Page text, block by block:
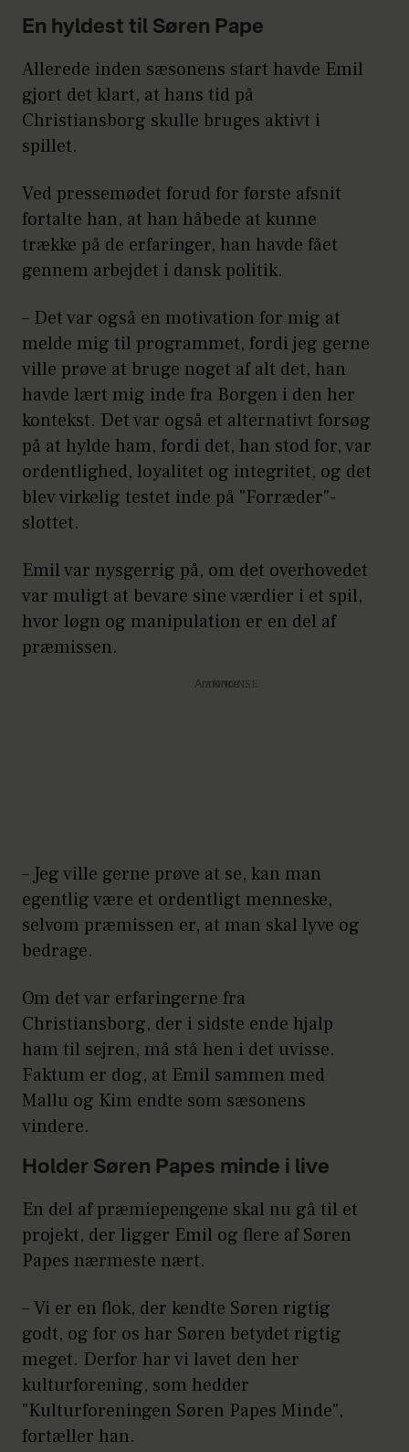
En hyldest til Søren Pape
Allerede inden sæsonens start havde Emil
gjort det klart, at hans tid på
Christiansborg skulle bruges aktivt i
spillet.
Ved pressemødet forud for første afsnit
fortalte han, at han håbede at kunne
trække på de erfaringer, han havde fået
gennem arbejdet i dansk politik.
– Det var også en motivation for mig at
melde mig til programmet, fordi jeg gerne
ville prøve at bruge noget af alt det, han
havde lært mig inde fra Borgen i den her
kontekst. Det var også et alternativt forsøg
på at hylde ham, fordi det, han stod for, var
ordentlighed, loyalitet og integritet, og det
blev virkelig testet inde på "Forræder"-
slottet.
Emil var nysgerrig på, om det overhovedet
var muligt at bevare sine værdier i et spil,
hvor løgn og manipulation er en del af
præmissen.
Annonce
– Jeg ville gerne prøve at se, kan man
egentlig være et ordentligt menneske,
selvom præmissen er, at man skal lyve og
bedrage.
Om det var erfaringerne fra
Christiansborg, der i sidste ende hjalp
ham til sejren, må stå hen i det uvisse.
Faktum er dog, at Emil sammen med
Mallu og Kim endte som sæsonens
vindere.
Holder Søren Papes minde i live
En del af præmiepengene skal nu gå til et
projekt, der ligger Emil og flere af Søren
Papes nærmeste nært.
– Vi er en flok, der kendte Søren rigtig
godt, og for os har Søren betydet rigtig
meget. Derfor har vi lavet den her
kulturforening, som hedder
"Kulturforeningen Søren Papes Minde",
fortæller han.